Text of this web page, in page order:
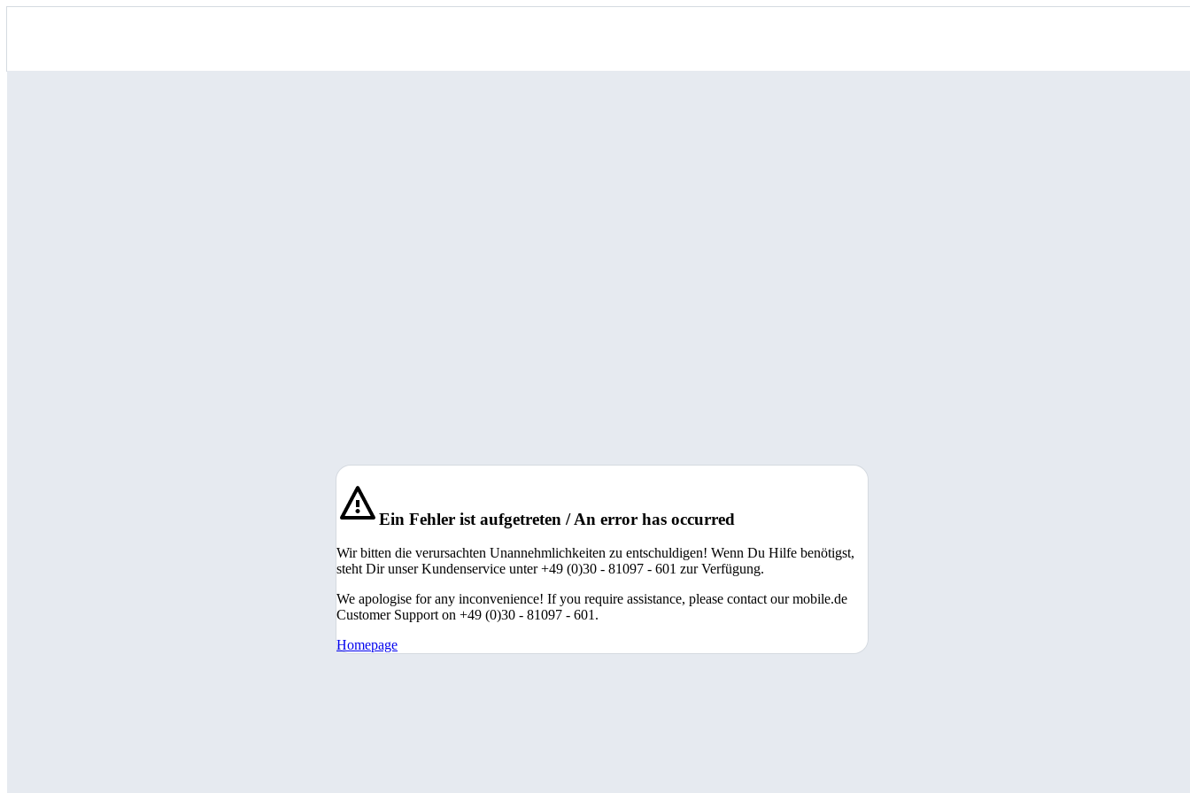
Ein Fehler ist aufgetreten / An error has occurred
Wir bitten die verursachten Unannehmlichkeiten zu entschuldigen! Wenn Du Hilfe benötigst,
steht Dir unser Kundenservice unter +49 (0)30 - 81097 - 601 zur Verfügung.
We apologise for any inconvenience! If you require assistance, please contact our mobile.de
Customer Support on +49 (0)30 - 81097 - 601.
Homepage